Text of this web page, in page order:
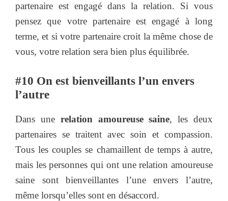
partenaire est engagé dans la relation. Si vous
pensez que votre partenaire est engagé à long
terme, et si votre partenaire croit la même chose de
vous, votre relation sera bien plus équilibrée.
#10 On est bienveillants l’un envers
l’autre
Dans une relation amoureuse saine, les deux
partenaires se traitent avec soin et compassion.
Tous les couples se chamaillent de temps à autre,
mais les personnes qui ont une relation amoureuse
saine sont bienveillantes l’une envers l’autre,
même lorsqu’elles sont en désaccord.